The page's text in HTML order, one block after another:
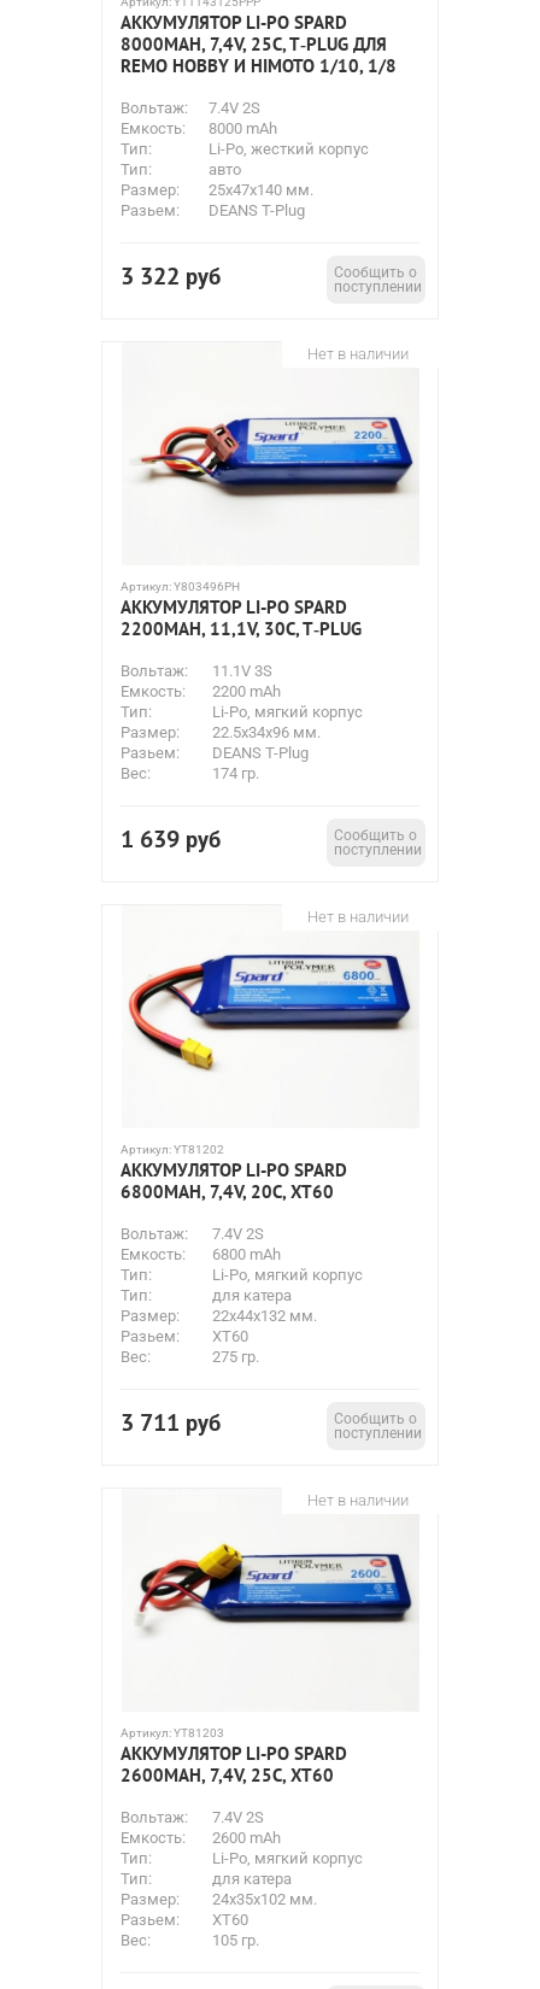
АККУМУЛЯТОР LI-PO SPARD
8000MAH, 7,4V, 25C, T‐PLUG ДЛЯ
REMO HOBBY И HIMOTO 1/10, 1/8
Вольтаж:
7.4V 2S
Емкость:
8000 mAh
Тип:
Li-Po, жесткий корпус
Тип:
авто
Размер:
25x47x140 мм.
Разьем:
DEANS T-Plug
3 322 руб
Сообщить о
поступлении
Нет в наличии
Артикул:Y803496PH
АККУМУЛЯТОР LI-PO SPARD
2200MAH, 11,1V, 30C, T‐PLUG
Вольтаж:
11.1V 3S
Емкость:
2200 mAh
Тип:
Li-Po, мягкий корпус
Размер:
22.5x34x96 мм.
Разьем:
DEANS T-Plug
Вес:
174 гр.
1 639 руб
Сообщить о
поступлении
Нет в наличии
Артикул:YT81202
АККУМУЛЯТОР LI-PO SPARD
6800MAH, 7,4V, 20C, XT60
Вольтаж:
7.4V 2S
Емкость:
6800 mAh
Тип:
Li-Po, мягкий корпус
Тип:
для катера
Размер:
22х44х132 мм.
Разьем:
XT60
Вес:
275 гр.
3 711 руб
Сообщить о
поступлении
Нет в наличии
Артикул:YT81203
АККУМУЛЯТОР LI-PO SPARD
2600MAH, 7,4V, 25C, XT60
Вольтаж:
7.4V 2S
Емкость:
2600 mAh
Тип:
Li-Po, мягкий корпус
Тип:
для катера
Размер:
24х35х102 мм.
Разьем:
XT60
Вес:
105 гр.